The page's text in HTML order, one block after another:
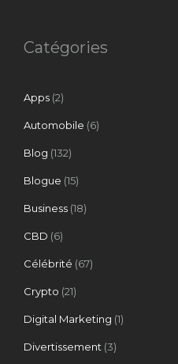
Catégories
Apps (2)
Automobile (6)
Blog (132)
Blogue (15)
Business (18)
CBD (6)
Célébrité (67)
Crypto (21)
Digital Marketing (1)
Divertissement (3)